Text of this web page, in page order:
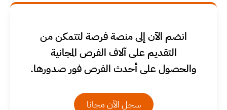
انضم الآن إلى منصة فرصة لتتمكن من
التقديم على آلاف الفرص المجانية
والحصول على أحدث الفرص فور صدورها.
سجل الآن مجانا